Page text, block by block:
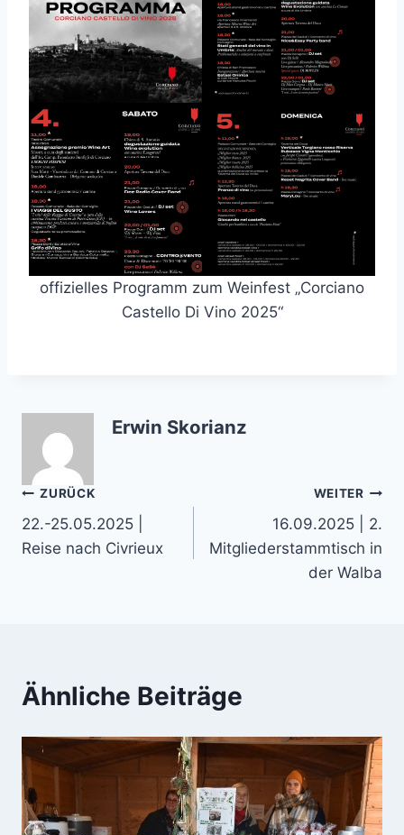
offizielles Programm zum Weinfest „Corciano
Castello Di Vino 2025“
Erwin Skorianz
Beitragsnavigation
ZURÜCK
22.-25.05.2025 |
Reise nach Civrieux
WEITER
16.09.2025 | 2.
Mitgliederstammtisch in
der Walba
Ähnliche Beiträge